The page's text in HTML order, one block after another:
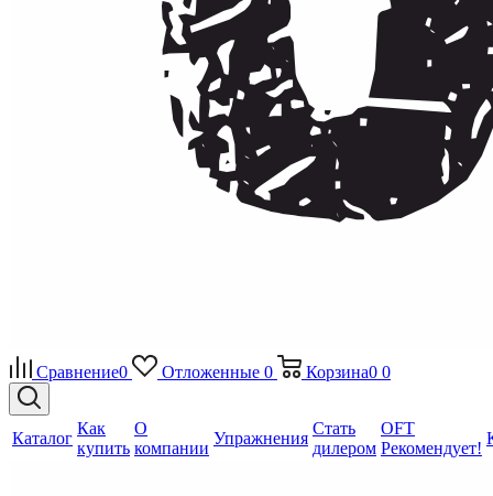
Сравнение0 Отложенные 0 Корзина0 0
Каталог
Как
купить
О
компании
Упражнения
Стать
дилером
OFT
Рекомендует!